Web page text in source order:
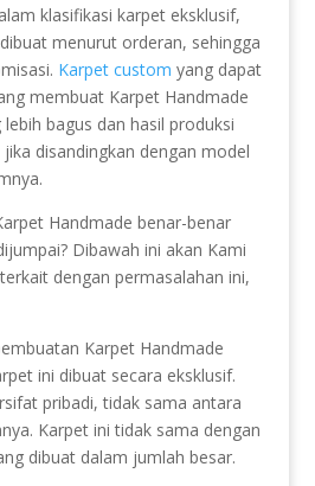
klasifikasi karpet eksklusif,
menurut orderan, sehingga
Karpet custom yang dapat
membuat Karpet Handmade
bagus dan hasil produksi
disandingkan dengan model
Handmade benar-benar
Dibawah ini akan Kami
dengan permasalahan ini,
Karpet Handmade
ini dibuat secara eksklusif.
pribadi, tidak sama antara
Karpet ini tidak sama dengan
dibuat dalam jumlah besar.